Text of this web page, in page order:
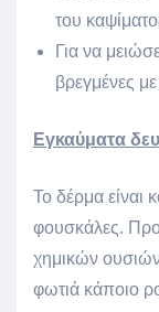
του
Για να
βρεγμένες
Εγκαύματα
Το δέρμα είναι
φουσκάλες.
χημικών
φωτιά κάποιο